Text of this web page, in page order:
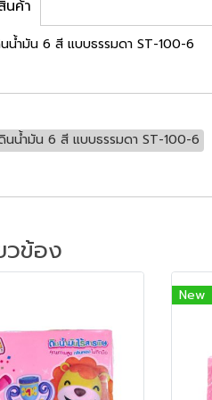
นค้า
นน้ำมัน 6 สี แบบธรรมดา ST-100-6
นน้ำมัน 6 สี แบบธรรมดา ST-100-6
วข้อง
New